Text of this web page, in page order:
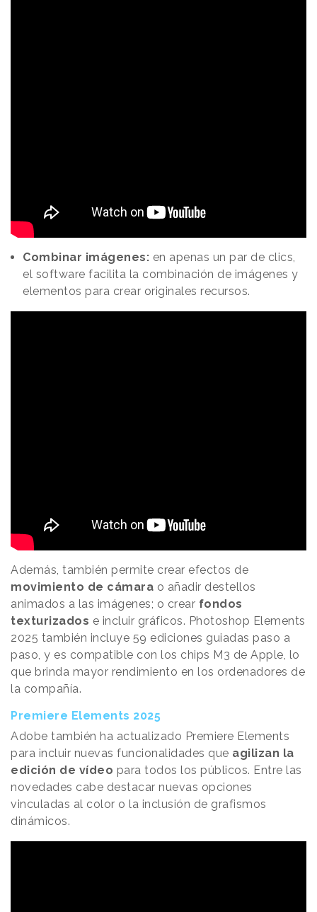
Combinar imágenes: en apenas un par de clics,
el software facilita la combinación de imágenes y
elementos para crear originales recursos.
Además, también permite crear efectos de
movimiento de cámara o añadir destellos
animados a las imágenes; o crear fondos
texturizados e incluir gráficos. Photoshop Elements
2025 también incluye 59 ediciones guiadas paso a
paso, y es compatible con los chips M3 de Apple, lo
que brinda mayor rendimiento en los ordenadores de
la compañía.
Premiere Elements 2025
Adobe también ha actualizado Premiere Elements
para incluir nuevas funcionalidades que agilizan la
edición de vídeo para todos los públicos. Entre las
novedades cabe destacar nuevas opciones
vinculadas al color o la inclusión de grafismos
dinámicos.